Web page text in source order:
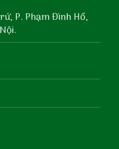
P. Phạm Đình Hổ,